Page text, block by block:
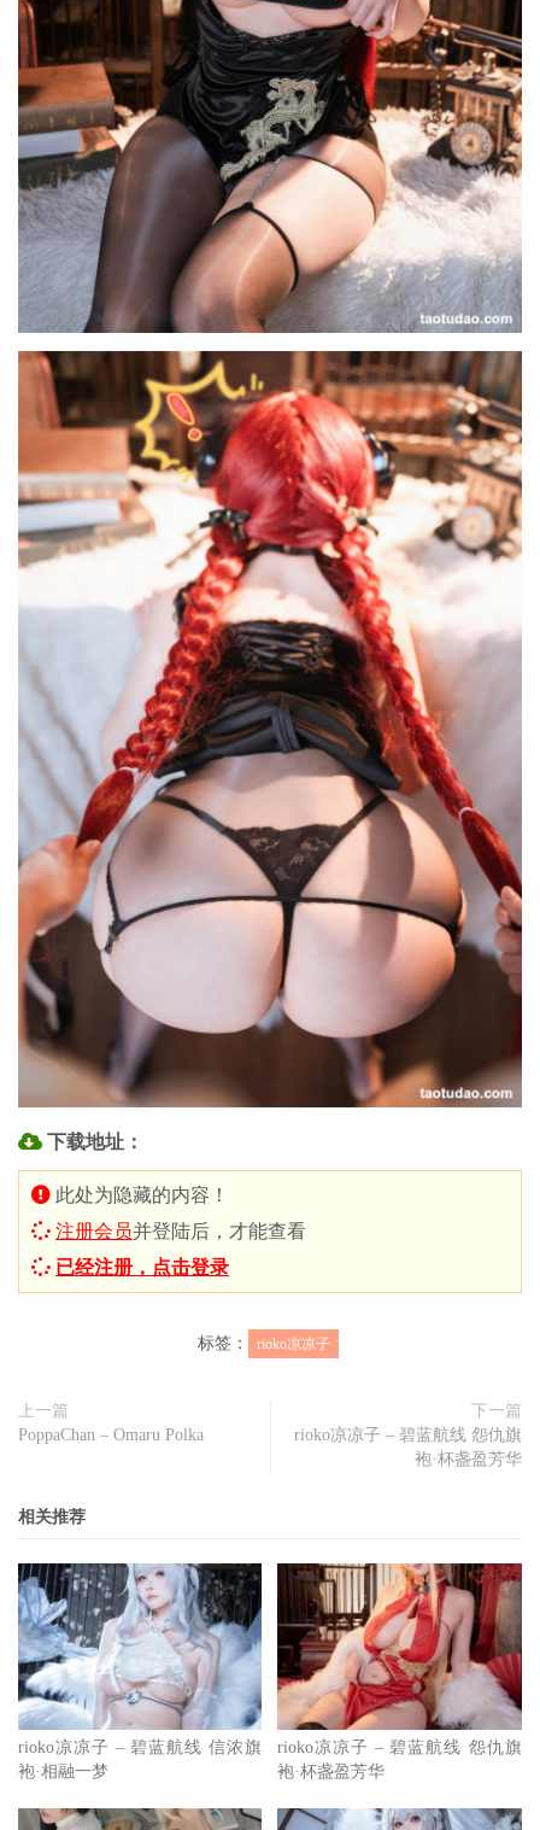
下载地址：
此处为隐藏的内容！
注册会员并登陆后，才能查看
已经注册，点击登录
标签： rioko凉凉子
上一篇
PoppaChan – Omaru Polka
下一篇
rioko凉凉子 – 碧蓝航线 怨仇旗
袍·杯盏盈芳华
相关推荐
rioko凉凉子 – 碧蓝航线 信浓旗
袍·相融一梦
rioko凉凉子 – 碧蓝航线 怨仇旗
袍·杯盏盈芳华